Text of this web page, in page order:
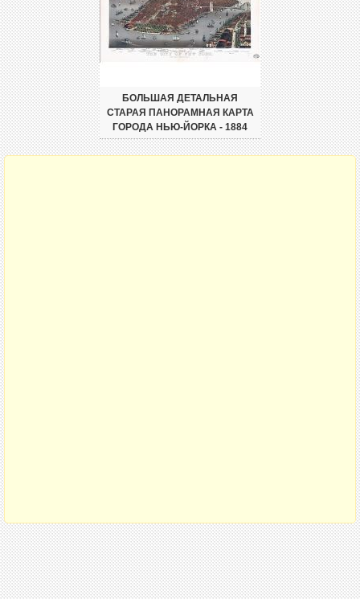
БОЛЬШАЯ ДЕТАЛЬНАЯ
СТАРАЯ ПАНОРАМНАЯ КАРТА
ГОРОДА НЬЮ-ЙОРКА - 1884